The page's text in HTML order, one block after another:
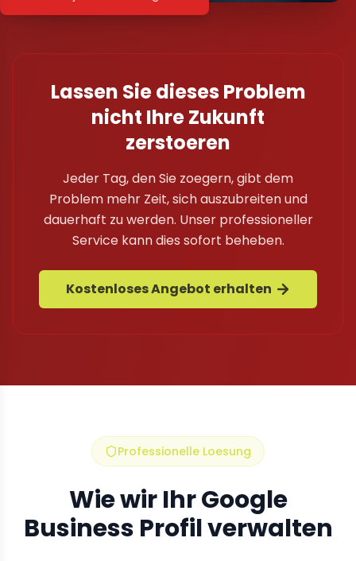
Lassen Sie dieses Problem
nicht Ihre Zukunft
zerstoeren
Jeder Tag, den Sie zoegern, gibt dem
Problem mehr Zeit, sich auszubreiten und
dauerhaft zu werden. Unser professioneller
Service kann dies sofort beheben.
Kostenloses Angebot erhalten
Professionelle Loesung
Wie wir Ihr Google
Business Profil verwalten